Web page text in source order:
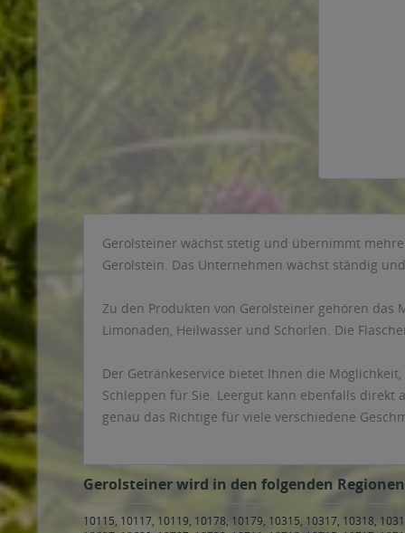
Gerolsteiner wächst stetig und übernimmt
Gerolstein. Das Unternehmen wächst ständig
Zu den Produkten von Gerolsteiner gehören
Limonaden, Heilwasser und Schorlen. Die
Der Getränkeservice bietet Ihnen die
Schleppen für Sie. Leergut kann ebenfalls
genau das Richtige für viele verschiedene
Gerolsteiner wird in den folgenden
10115, 10117, 10119, 10178, 10179, 10315, 10317, 10318,